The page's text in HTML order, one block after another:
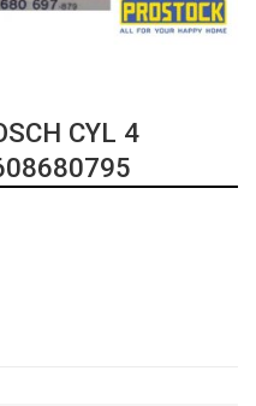
CYL 4